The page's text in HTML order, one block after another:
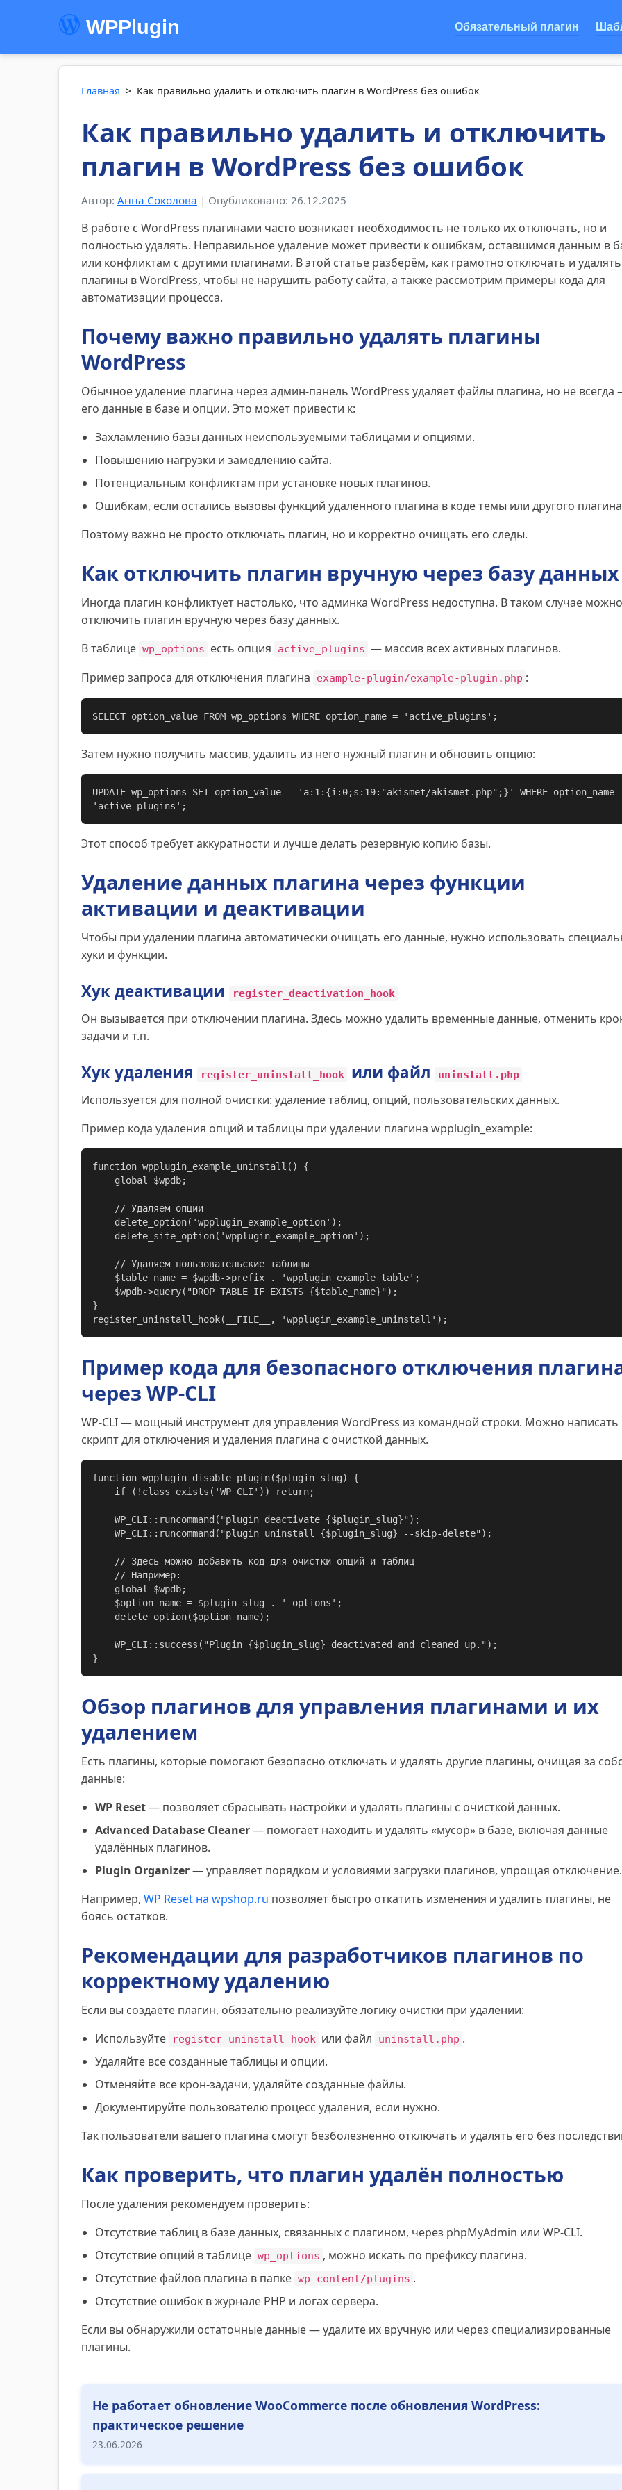
WPPlugin Обязательный плагин
Главная > Как правильно удалить и отключить плагин в WordPress без ошибок
Как правильно удалить и отключить
плагин в WordPress без ошибок
Автор: Анна Соколова | Опубликовано: 26.12.2025
В работе с WordPress плагинами часто возникает необходимость не только их отключать, но и
полностью удалять. Неправильное удаление может привести к ошибкам, оставшимся данным в
или конфликтам с другими плагинами. В этой статье разберём, как грамотно отключать и удалять
плагины в WordPress, чтобы не нарушить работу сайта, а также рассмотрим примеры кода для
автоматизации процесса.
Почему важно правильно удалять плагины
WordPress
Обычное удаление плагина через админ-панель WordPress удаляет файлы плагина, но не всегда
его данные в базе и опции. Это может привести к:
Захламлению базы данных неиспользуемыми таблицами и опциями.
Повышению нагрузки и замедлению сайта.
Потенциальным конфликтам при установке новых плагинов.
Ошибкам, если остались вызовы функций удалённого плагина в коде темы или другого
Поэтому важно не просто отключать плагин, но и корректно очищать его следы.
Как отключить плагин вручную через базу данных
Иногда плагин конфликтует настолько, что админка WordPress недоступна. В таком случае можно
отключить плагин вручную через базу данных.
В таблице wp_options есть опция active_plugins — массив всех активных плагинов.
Пример запроса для отключения плагина
example-plugin/example-plugin.php :
SELECT option_value FROM wp_options WHERE option_name = 'active_plugins';
Затем нужно получить массив, удалить из него нужный плагин и обновить опцию:
UPDATE wp_options SET option_value = 'a:1:{i:0;s:19:"akismet/akismet.php";}' WHERE
'active_plugins';
Этот способ требует аккуратности и лучше делать резервную копию базы.
Удаление данных плагина через функции
активации и деактивации
Чтобы при удалении плагина автоматически очищать его данные, нужно использовать
хуки и функции.
Хук деактивации register_deactivation_hook
Он вызывается при отключении плагина. Здесь можно удалить временные данные, отменить
задачи и т.п.
Хук удаления register_uninstall_hook или файл uninstall.php
Используется для полной очистки: удаление таблиц, опций, пользовательских данных.
Пример кода удаления опций и таблицы при удалении плагина wpplugin_example:
function wpplugin_example_uninstall() {
}
register_uninstall_hook(__FILE__, 'wpplugin_example_uninstall');
Пример кода для безопасного отключения
через WP-CLI
WP-CLI — мощный инструмент для управления WordPress из командной строки. Можно написать
скрипт для отключения и удаления плагина с очисткой данных.
function wpplugin_disable_plugin($plugin_slug) {
}
Обзор плагинов для управления плагинами и их
удалением
Есть плагины, которые помогают безопасно отключать и удалять другие плагины, очищая за
данные:
WP Reset— позволяет сбрасывать настройки и удалять плагины с очисткой данных.
Advanced Database Cleaner— помогает находить и удалять «мусор» в базе, включая данные
удалённых плагинов.
Plugin Organizer— управляет порядком и условиями загрузки плагинов, упрощая отключение.
Например, WP Reset на wpshop.ru позволяет быстро откатить изменения и удалить плагины, не
боясь остатков.
Рекомендации для разработчиков плагинов по
корректному удалению
Если вы создаёте плагин, обязательно реализуйте логику очистки при удалении:
Используйте
register_uninstall_hook или файл uninstall.php .
Удаляйте все созданные таблицы и опции.
Отменяйте все крон-задачи, удаляйте созданные файлы.
Документируйте пользователю процесс удаления, если нужно.
Так пользователи вашего плагина смогут безболезненно отключать и удалять его без
Как проверить, что плагин удалён полностью
После удаления рекомендуем проверить:
Отсутствие таблиц в базе данных, связанных с плагином, через phpMyAdmin или WP-CLI.
Отсутствие опций в таблице wp_options , можно искать по префиксу плагина.
Отсутствие файлов плагина в папке wp-content/plugins .
Отсутствие ошибок в журнале PHP и логах сервера.
Если вы обнаружили остаточные данные — удалите их вручную или через специализированные
плагины.
Не работает обновление WooCommerce после обновления WordPress:
практическое решение
23.06.2026